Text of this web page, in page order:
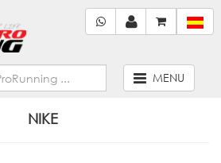
MENU
NIKE